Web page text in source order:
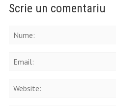
Scrie un comentariu